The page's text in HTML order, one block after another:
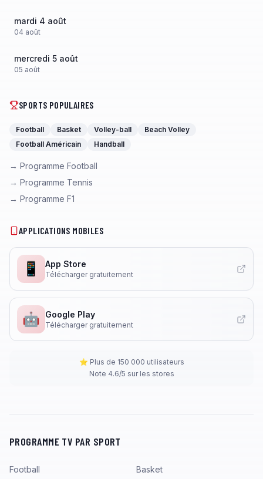
mardi 4 août
04 août
mercredi 5 août
05 août
SPORTS POPULAIRES
Football Basket Volley-ball
Beach Volley
Football Américain
Handball
→ Programme Football
→ Programme Tennis
→ Programme F1
APPLICATIONS MOBILES
📱 App Store
Télécharger gratuitement
🤖 Google Play
Télécharger gratuitement
⭐ Plus de 150 000 utilisateurs
Note 4.6/5 sur les stores
PROGRAMME TV PAR SPORT
Football Basket